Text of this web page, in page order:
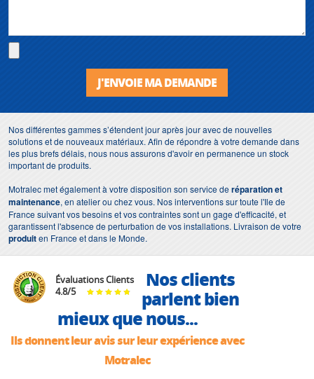
J'ENVOIE MA DEMANDE
Nos différentes gammes s’étendent jour après jour avec de nouvelles
solutions et de nouveaux matériaux. Afin de répondre à votre demande dans
les plus brefs délais, nous nous assurons d'avoir en permanence un stock
important de produits.
Motralec met également à votre disposition son service deréparation et
maintenance, en atelier ou chez vous. Nos interventions sur toute l'Ile de
France suivant vos besoins et vos contraintes sont un gage d'efficacité, et
garantissent l'absence de perturbation de vos installations. Livraison de votre
produiten France et dans le Monde.
Évaluations Clients
4.8/5
Nos clients
parlent bien
mieux que nous...
Ils donnent leur avis sur leur expérience avec
Motralec